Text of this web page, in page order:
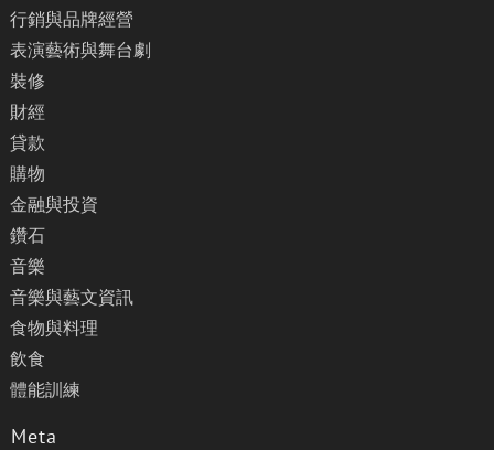
行銷與品牌經營
表演藝術與舞台劇
裝修
財經
貸款
購物
金融與投資
鑽石
音樂
音樂與藝文資訊
食物與料理
飲食
體能訓練
Meta